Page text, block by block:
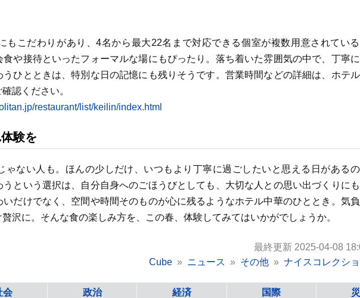
もこだわりがあり、4名から最大22名まで対応できる個室が複数用意されてい
や接待といったフォーマルな場にもぴったり。落ち着いた雰囲気の中で、丁寧
ひとときは、特別な日の記憶にも残りそうです。営業時間などの詳細は、ホテル
認ください。
restaurant/list/keilin/index.html
験を
ゃない人も。ほんの少しだけ、いつもより丁寧に過ごしたいと思える日がある
という選択は、自分自身へのごほうびとしても、大切な人との思い出づくりにも
だけでなく、空間や時間そのものが心に残るようなホテル中華のひととき。気
沢に。そんな食の楽しみ方を、この春、体験してみてはいかがでしょうか。
最終更新 2025-04-08
Cube
ニュース その他 ナイスコレクシ
会 政治 経済 国際